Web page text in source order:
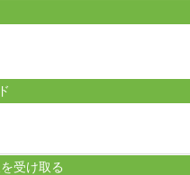
受け取る